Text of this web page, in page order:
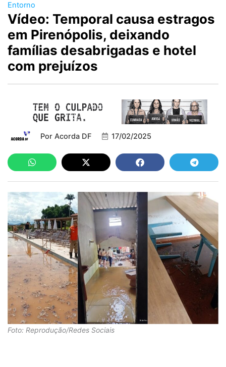
Entorno
Vídeo: Temporal causa estragos
em Pirenópolis, deixando
famílias desabrigadas e hotel
com prejuízos
Por Acorda DF 17/02/2025
Foto: Reprodução/Redes Sociais